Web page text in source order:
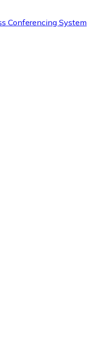
Conferencing System